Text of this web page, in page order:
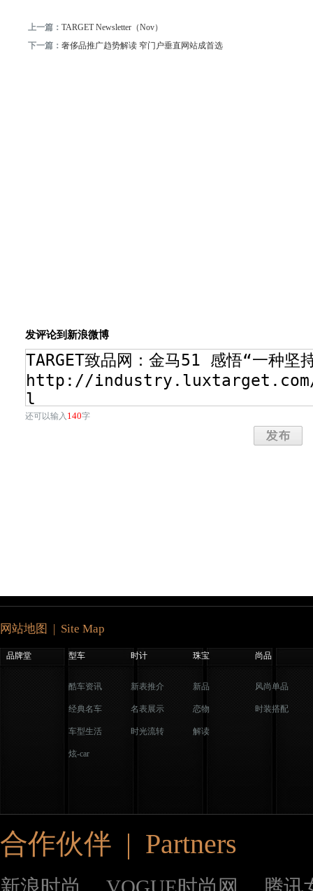
上一篇：TARGET Newsletter（Nov）
下一篇：奢侈品推广趋势解读 窄门户垂直网站成首选
发评论到新浪微博
还可以输入 140字
网站地图 | Site Map
品牌堂 型车 时计 珠宝 尚品
酷车资讯
经典名车
车型生活
炫-car
新表推介
名表展示
时光流转
新品
恋物
解读
风尚单品
时装搭配
合作伙伴 | Partners